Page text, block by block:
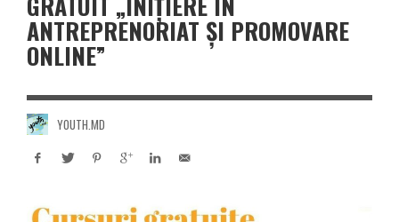
ANTREPRENORIAT ȘI PROMOVARE
ONLINE”
YOUTH.MD